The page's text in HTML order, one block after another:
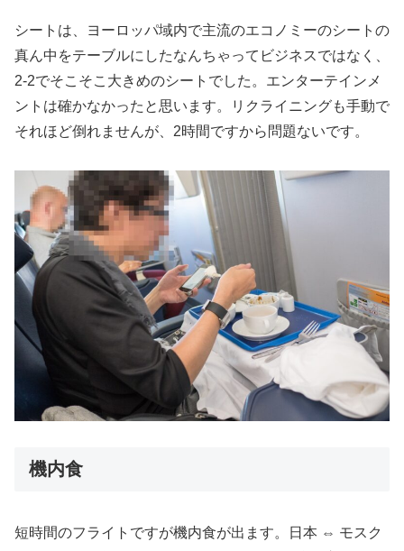
シートは、ヨーロッパ域内で主流のエコノミーのシートの
真ん中をテーブルにしたなんちゃってビジネスではなく、
2-2でそこそこ大きめのシートでした。エンターテインメ
ントは確かなかったと思います。リクライニングも手動で
それほど倒れませんが、2時間ですから問題ないです。
機内食
短時間のフライトですが機内食が出ます。日本 ⇔ モスク